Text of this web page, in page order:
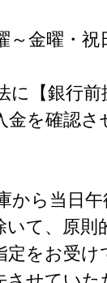
金曜・祝
【銀行前
金を確認
から当日
いて、原
定をお受